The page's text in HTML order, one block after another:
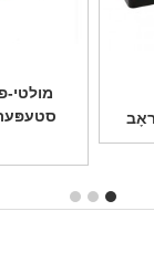
מולטי-